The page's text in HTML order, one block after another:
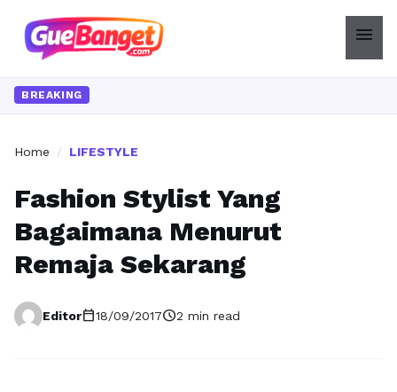
menu
BREAKING
Home / LIFESTYLE
Fashion Stylist Yang
Bagaimana Menurut
Remaja Sekarang
Editorcalendar_today18/09/2017schedule2 min read